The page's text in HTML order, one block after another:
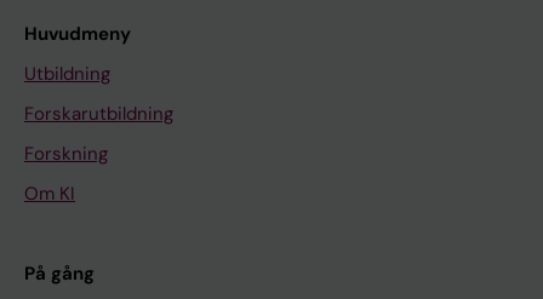
Huvudmeny
Utbildning
Forskarutbildning
Forskning
Om KI
På gång